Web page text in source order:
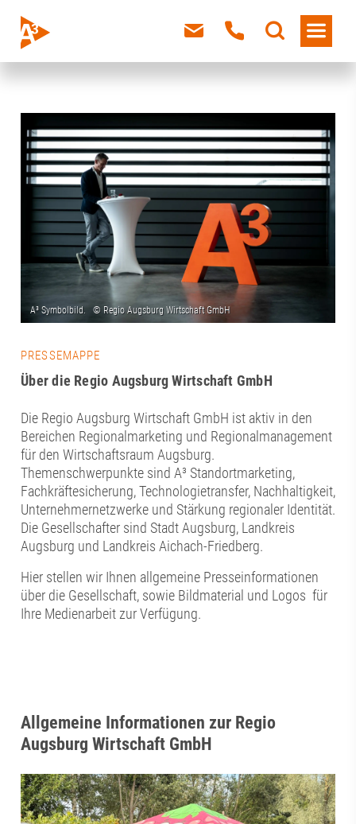
PRESSEMAPPE
Über die Regio Augsburg Wirtschaft GmbH
Die Regio Augsburg Wirtschaft GmbH ist aktiv in den
Bereichen Regionalmarketing und Regionalmanagement
für den Wirtschaftsraum Augsburg.
Themenschwerpunkte sind A³ Standortmarketing,
Fachkräftesicherung, Technologietransfer, Nachhaltigkeit,
Unternehmernetzwerke und Stärkung regionaler Identität.
Die Gesellschafter sind Stadt Augsburg, Landkreis
Augsburg und Landkreis Aichach-Friedberg.
Hier stellen wir Ihnen allgemeine Presseinformationen
über die Gesellschaft, sowie Bildmaterial und Logos für
Ihre Medienarbeit zur Verfügung.
Allgemeine Informationen zur Regio
Augsburg Wirtschaft GmbH